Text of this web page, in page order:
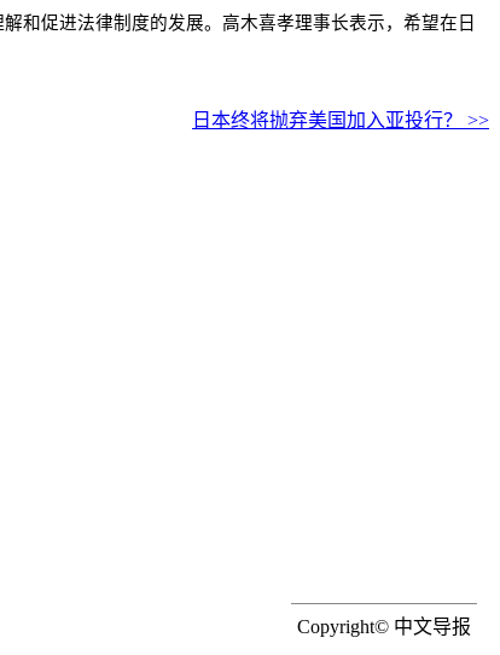
和促进法律制度的发展。高木喜孝理事长表示，希望在日
日本终将抛弃美国加入亚投行？ >>
Copyright© 中文导报